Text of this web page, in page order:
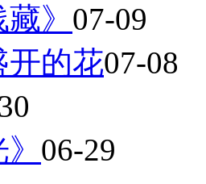
》 07-09
开的花07-08
06-29